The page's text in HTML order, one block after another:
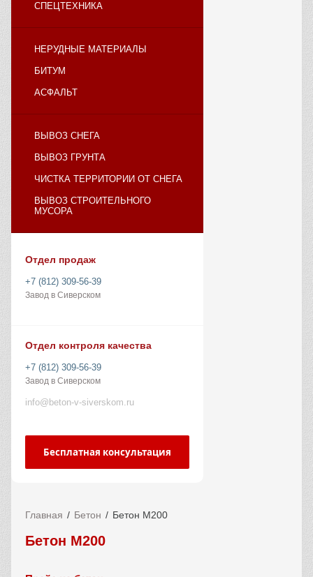
СПЕЦТЕХНИКА
НЕРУДНЫЕ МАТЕРИАЛЫ
БИТУМ
АСФАЛЬТ
ВЫВОЗ СНЕГА
ВЫВОЗ ГРУНТА
ЧИСТКА ТЕРРИТОРИИ ОТ СНЕГА
ВЫВОЗ СТРОИТЕЛЬНОГО
МУСОРА
Отдел продаж
+7 (812) 309-56-39
Завод в Сиверском
Отдел контроля качества
+7 (812) 309-56-39
Завод в Сиверском
info@beton-v-siverskom.ru
Бесплатная консультация
Главная Бетон Бетон М200
Бетон М200